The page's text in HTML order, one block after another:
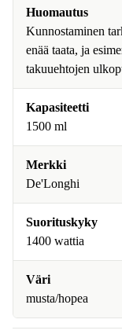
Huomautus
Kunnostaminen
enää taata, ja
takuuehtojen
Kapasiteetti
1500 ml
Merkki
De'Longhi
Suorituskyky
1400 wattia
Väri
musta/hopea